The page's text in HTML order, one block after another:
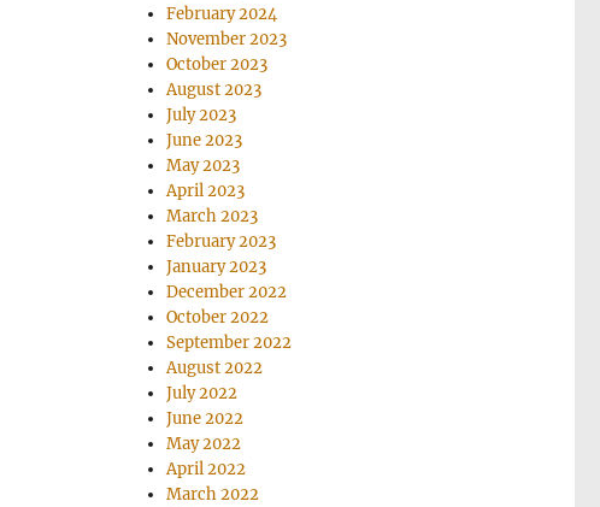
February 2024
November 2023
October 2023
August 2023
July 2023
June 2023
May 2023
April 2023
March 2023
February 2023
January 2023
December 2022
October 2022
September 2022
August 2022
July 2022
June 2022
May 2022
April 2022
March 2022